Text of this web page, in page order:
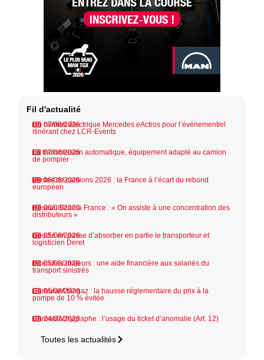
Fil d'actualité
07/08/2026
Un camion électrique Mercedes eActros pour l’événementiel
itinérant chez LCR-Events
07/08/2026
La transmission automatique, équipement adapté au camion
de pompier
06/08/2026
Ventes de camions 2026 : la France à l’écart du rebond
européen
06/08/2026
Réseau Scania France : « On assiste à une concentration des
distributeurs »
05/08/2026
Geodis en passe d’absorber en partie le transporteur et
logisticien Deret
05/08/2026
Incendies majeurs : une aide financière aux salariés du
transport sinistrés
05/08/2026
Carburant biogaz : la hausse réglementaire du prix à la
pompe de 10 % évitée
24/07/2026
Chronotachygraphe : l’usage du ticket d’anomalie (Art. 12)
Toutes les actualités